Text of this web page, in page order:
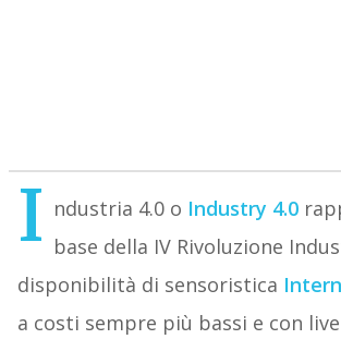
I ndustria 4.0 o Industry 4.0
base della IV Rivoluzione
disponibilità di sensoristica
a costi sempre più bassi e con